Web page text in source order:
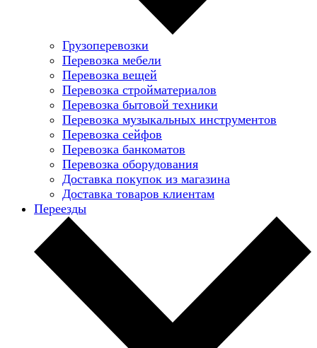
Грузоперевозки
Перевозка мебели
Перевозка вещей
Перевозка стройматериалов
Перевозка бытовой техники
Перевозка музыкальных инструментов
Перевозка сейфов
Перевозка банкоматов
Перевозка оборудования
Доставка покупок из магазина
Доставка товаров клиентам
Переезды